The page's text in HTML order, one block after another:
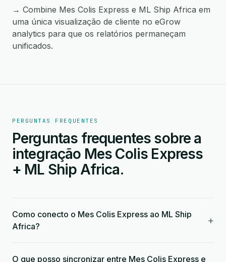
→ Combine Mes Colis Express e ML Ship Africa em
uma única visualização de cliente no eGrow
analytics para que os relatórios permaneçam
unificados.
PERGUNTAS FREQUENTES
Perguntas frequentes sobre a
integração Mes Colis Express
+ ML Ship Africa.
Como conecto o Mes Colis Express ao ML Ship
Africa?
+
O que posso sincronizar entre Mes Colis Express e